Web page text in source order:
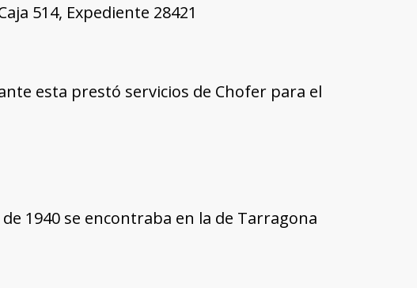
514, Expediente 28421
esta prestó servicios de Chofer para el
1940 se encontraba en la de Tarragona